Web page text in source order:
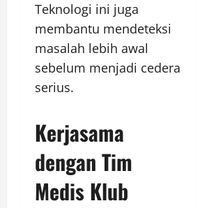
Teknologi ini juga
membantu mendeteksi
masalah lebih awal
sebelum menjadi cedera
serius.
Kerjasama
dengan Tim
Medis Klub